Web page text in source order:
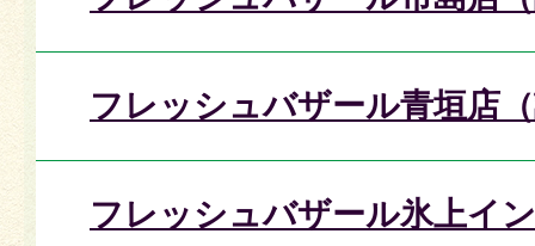
フレッシュバザール青垣店
フレッシュバザール氷上イ